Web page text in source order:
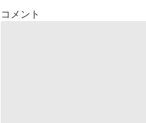
コメント